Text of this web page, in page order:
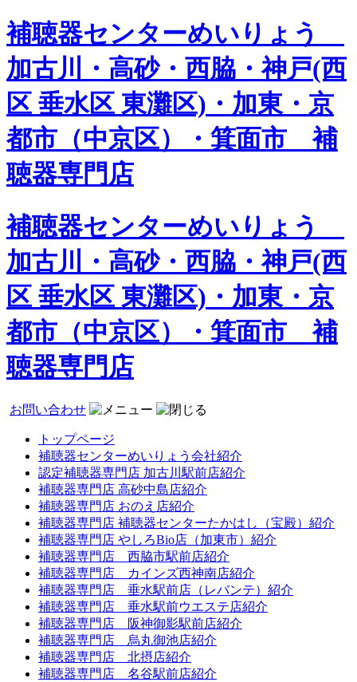
補聴器センターめいりょう
加古川・高砂・西脇・神戸(西
区 垂水区 東灘区)・加東・京
都市（中京区）・箕面市 補
聴器専門店
補聴器センターめいりょう
加古川・高砂・西脇・神戸(西
区 垂水区 東灘区)・加東・京
都市（中京区）・箕面市 補
聴器専門店
お問い合わせ
トップページ
補聴器センターめいりょう会社紹介
認定補聴器専門店 加古川駅前店紹介
補聴器専門店 高砂中島店紹介
補聴器専門店 おのえ店紹介
補聴器専門店 補聴器センターたかはし（宝殿）紹介
補聴器専門店 やしろBio店（加東市）紹介
補聴器専門店 西脇市駅前店紹介
補聴器専門店 カインズ西神南店紹介
補聴器専門店 垂水駅前店（レバンテ）紹介
補聴器専門店 垂水駅前ウエステ店紹介
補聴器専門店 阪神御影駅前店紹介
補聴器専門店 烏丸御池店紹介
補聴器専門店 北摂店紹介
補聴器専門店 名谷駅前店紹介